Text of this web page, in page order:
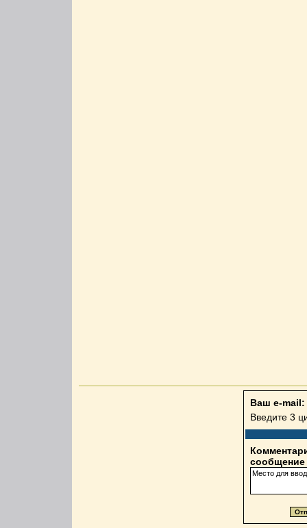
Ваш e-mail:
Введите 3